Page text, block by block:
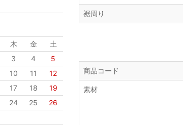
木 金
土
3 4
5
10 11
12
17 18
19
24 25
26
裾周り
商品コード
素材